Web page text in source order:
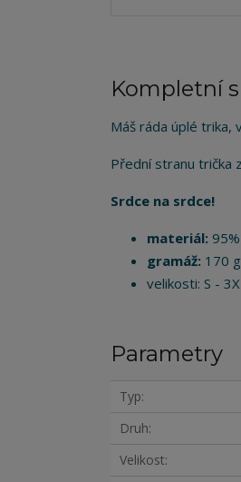
Kompletní
Máš ráda úplé trika,
Přední stranu trička
Srdce na srdce!
materiál:
gramáž: 170
velikosti: S -
Parametry
Typ
Druh
Velikost